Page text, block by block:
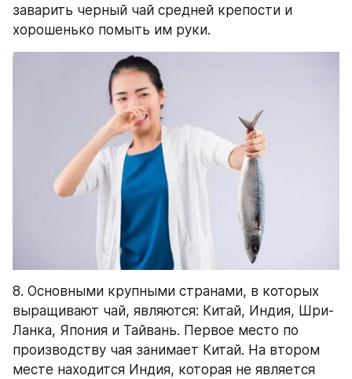
заварить черный чай средней крепости и
хорошенько помыть им руки.
8. Основными крупными странами, в которых
выращивают чай, являются: Китай, Индия, Шри-
Ланка, Япония и Тайвань. Первое место по
производству чая занимает Китай. На втором
месте находится Индия, которая не является